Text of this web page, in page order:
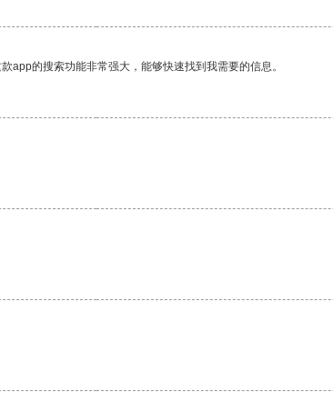
app的搜索功能非常强大，能够快速找到我需要的信息。